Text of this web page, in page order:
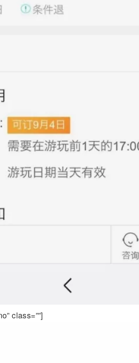
class=””]